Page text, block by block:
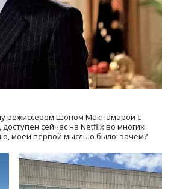
режиссером Шоном Макнамарой с
сейчас на Netflix во многих
моей первой мыслью было: зачем?